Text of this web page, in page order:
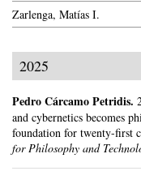
2025
Pedro Cárcamo Petridis.
and cybernetics becomes
foundation for twenty-first
for Philosophy and
Zarlenga, Matías I.